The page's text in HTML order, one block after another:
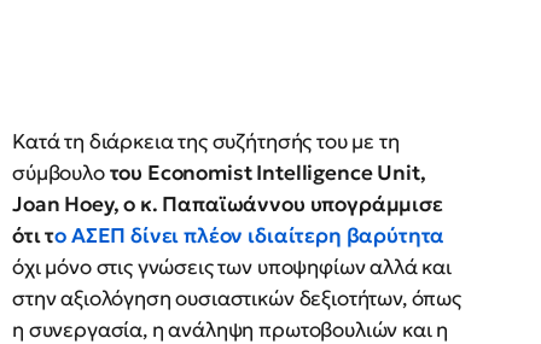
Κατά τη διάρκεια της συζήτησής του με τη
σύμβουλοτου Economist Intelligence Unit,
Joan Hoey, ο κ. Παπαϊωάννου υπογράμμισε
ότι το ΑΣΕΠ δίνει πλέον ιδιαίτερη βαρύτητα
όχι μόνο στις γνώσεις των υποψηφίων αλλά και
στην αξιολόγηση ουσιαστικών δεξιοτήτων, όπως
η συνεργασία, η ανάληψη πρωτοβουλιών και η